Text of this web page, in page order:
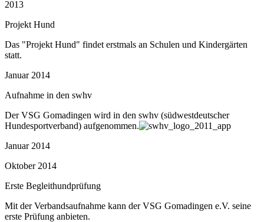
2013
Projekt Hund
Das "Projekt Hund" findet erstmals an Schulen und Kindergärten
statt.
Januar 2014
Aufnahme in den swhv
Der VSG Gomadingen wird in den swhv (südwestdeutscher
Hundesportverband) aufgenommen.
Januar 2014
Oktober 2014
Erste Begleithundprüfung
Mit der Verbandsaufnahme kann der VSG Gomadingen e.V. seine
erste Prüfung anbieten.